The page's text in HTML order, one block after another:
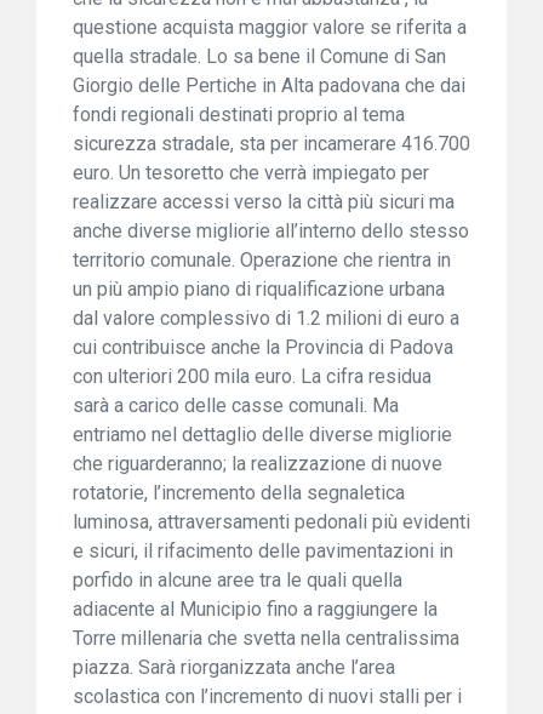
questione acquista maggior valore se riferita a
quella stradale. Lo sa bene il Comune di San
Giorgio delle Pertiche in Alta padovana che dai
fondi regionali destinati proprio al tema
sicurezza stradale, sta per incamerare 416.700
euro. Un tesoretto che verrà impiegato per
realizzare accessi verso la città più sicuri ma
anche diverse migliorie all’interno dello stesso
territorio comunale. Operazione che rientra in
un più ampio piano di riqualificazione urbana
dal valore complessivo di 1.2 milioni di euro a
cui contribuisce anche la Provincia di Padova
con ulteriori 200 mila euro. La cifra residua
sarà a carico delle casse comunali. Ma
entriamo nel dettaglio delle diverse migliorie
che riguarderanno; la realizzazione di nuove
rotatorie, l’incremento della segnaletica
luminosa, attraversamenti pedonali più evidenti
e sicuri, il rifacimento delle pavimentazioni in
porfido in alcune aree tra le quali quella
adiacente al Municipio fino a raggiungere la
Torre millenaria che svetta nella centralissima
piazza. Sarà riorganizzata anche l’area
scolastica con l’incremento di nuovi stalli per i